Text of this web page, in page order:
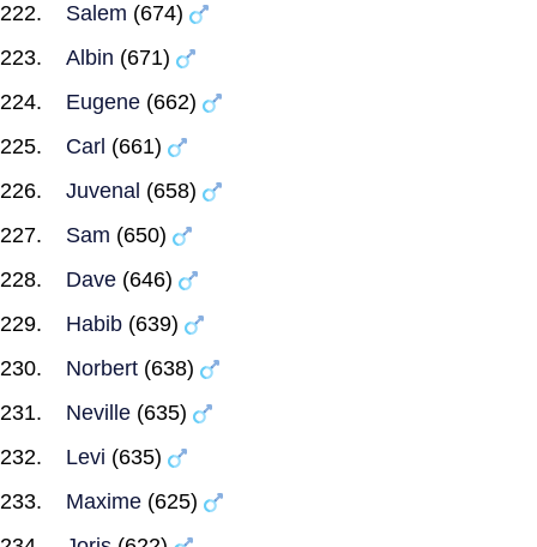
Salem (674)
Albin (671)
Eugene (662)
Carl (661)
Juvenal (658)
Sam (650)
Dave (646)
Habib (639)
Norbert (638)
Neville (635)
Levi (635)
Maxime (625)